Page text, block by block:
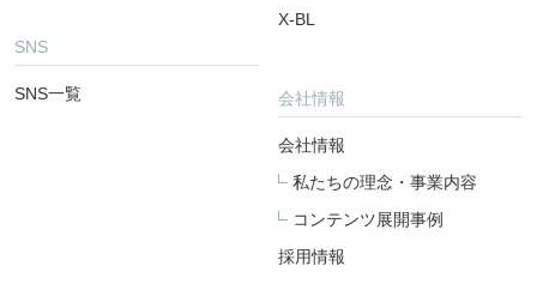
SNS
SNS一覧
X-BL
会社情報
会社情報
私たちの理念・事業内容
コンテンツ展開事例
採用情報